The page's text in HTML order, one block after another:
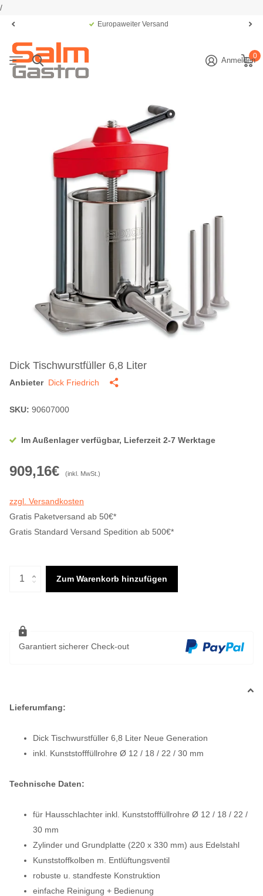
/
Europaweiter Versand
Anmelden0
Dick Tischwurstfüller 6,8 Liter
Anbieter Dick Friedrich
SKU: 90607000
Im Außenlager verfügbar, Lieferzeit 2-7 Werktage
909,16€ (inkl. MwSt.)
zzgl. Versandkosten
Gratis Paketversand ab 50€*
Gratis Standard Versand Spedition ab 500€*
Zum Warenkorb hinzufügen
Garantiert sicherer Check-out
Lieferumfang:
Dick Tischwurstfüller 6,8 Liter Neue Generation
inkl. Kunststofffüllrohre Ø 12 / 18 / 22 / 30 mm
Technische Daten:
für Hausschlachter inkl. Kunststofffüllrohre Ø 12 / 18 / 22 /
30 mm
Zylinder und Grundplatte (220 x 330 mm) aus Edelstahl
Kunststoffkolben m. Entlüftungsventil
robuste u. standfeste Konstruktion
einfache Reinigung + Bedienung